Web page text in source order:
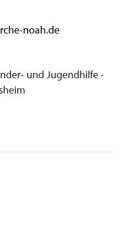
noah.de
und Jugendhilfe -